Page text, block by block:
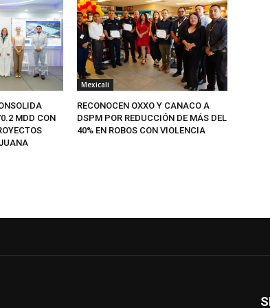
MDD CON
Mexicali
RECONOCEN OXXO Y CANACO A
DSPM POR REDUCCIÓN DE MÁS DEL
40% EN ROBOS CON VIOLENCIA